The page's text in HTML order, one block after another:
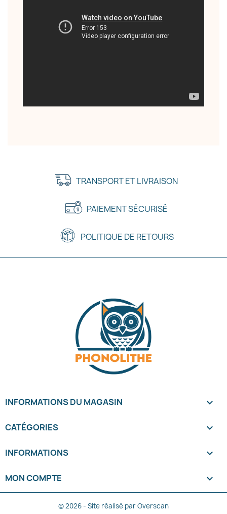
TRANSPORT ET LIVRAISON
PAIEMENT SÉCURISÉ
POLITIQUE DE RETOURS
INFORMATIONS DU MAGASIN keyboard_arrow_down
CATÉGORIES 
INFORMATIONS 
MON COMPTE 
© 2026 - Site réalisé par Overscan